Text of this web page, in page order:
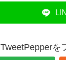
TweetPepperを